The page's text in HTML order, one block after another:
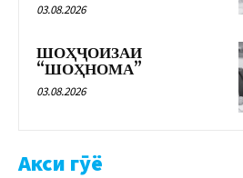
03.08.2026
ШОҲҶОИЗАИ
“ШОҲНОМА”
03.08.2026
Акси гӯё